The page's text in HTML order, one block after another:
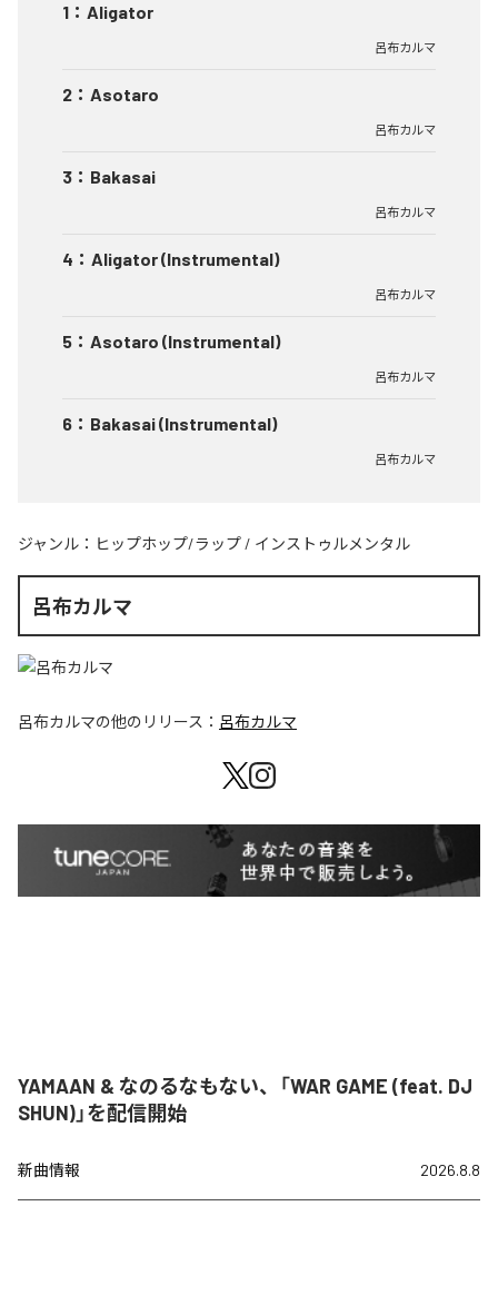
1 ： Aligator
呂布カルマ
2 ： Asotaro
呂布カルマ
3 ： Bakasai
呂布カルマ
4 ： Aligator (Instrumental)
呂布カルマ
5 ： Asotaro (Instrumental)
呂布カルマ
6 ： Bakasai (Instrumental)
呂布カルマ
ジャンル： ヒップホップ/ラップ / インストゥルメンタル
呂布カルマ
呂布カルマの他のリリース： 呂布カルマ
YAMAAN & なのるなもない、「WAR GAME (feat. DJ
SHUN)」を配信開始
新曲情報 2026.8.8